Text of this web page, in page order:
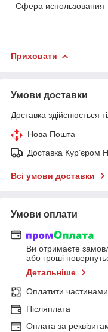
Сфера использования
Приховати
Умови доставки
Доставка здійснюється
Нова Пошта
Доставка Курʼєром
Всі умови доставки
Умови оплати
Ви отримаєте
або гроші
Детальніше
Оплатити частинами
Післяплата
Оплата за